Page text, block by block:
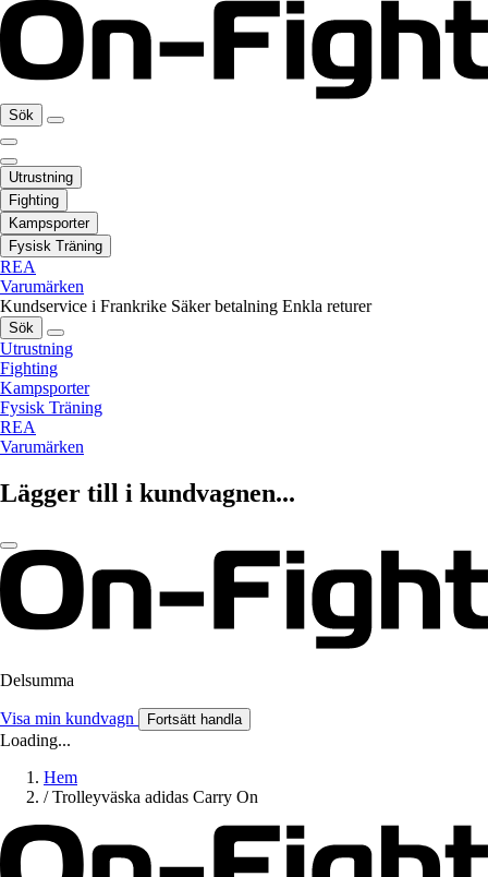
Sök
Utrustning
Fighting
Kampsporter
Fysisk Träning
REA
Varumärken
Kundservice i Frankrike Säker betalning Enkla returer
Sök
Utrustning
Fighting
Kampsporter
Fysisk Träning
REA
Varumärken
Lägger till i kundvagnen...
Delsumma
Visa min kundvagn Fortsätt handla
Loading...
Hem
/ Trolleyväska adidas Carry On